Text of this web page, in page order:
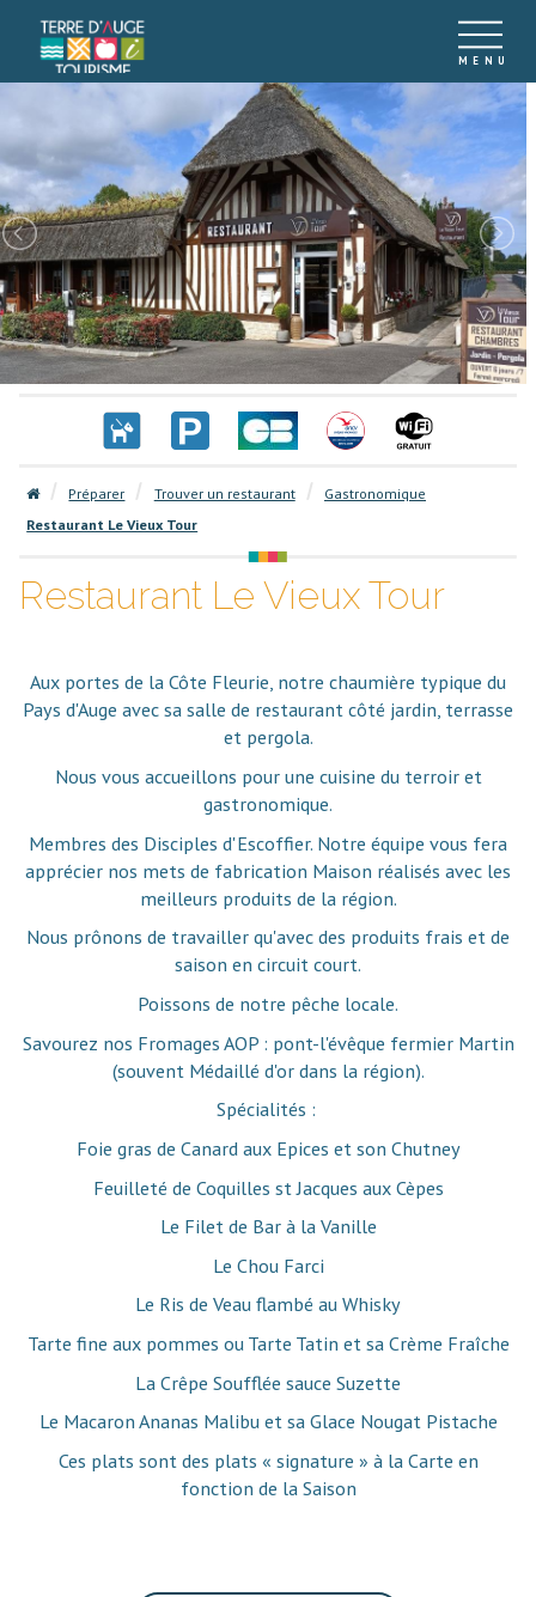
Préparer Trouver un restaurant
Gastronomique
Restaurant Le Vieux Tour
Restaurant Le Vieux Tour
Aux portes de la Côte Fleurie, notre chaumière typique du
Pays d'Auge avec sa salle de restaurant côté jardin, terrasse
et pergola.
Nous vous accueillons pour une cuisine du terroir et
gastronomique.
Membres des Disciples d'Escoffier. Notre équipe vous fera
apprécier nos mets de fabrication Maison réalisés avec les
meilleurs produits de la région.
Nous prônons de travailler qu'avec des produits frais et de
saison en circuit court.
Poissons de notre pêche locale.
Savourez nos Fromages AOP : pont-l'évêque fermier Martin
(souvent Médaillé d'or dans la région).
Spécialités :
Foie gras de Canard aux Epices et son Chutney
Feuilleté de Coquilles st Jacques aux Cèpes
Le Filet de Bar à la Vanille
Le Chou Farci
Le Ris de Veau flambé au Whisky
Tarte fine aux pommes ou Tarte Tatin et sa Crème Fraîche
La Crêpe Soufflée sauce Suzette
Le Macaron Ananas Malibu et sa Glace Nougat Pistache
Ces plats sont des plats « signature » à la Carte en
fonction de la Saison